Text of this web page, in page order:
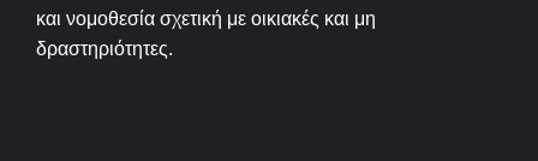
και νομοθεσία σχετική με οικιακές και μη
δραστηριότητες.